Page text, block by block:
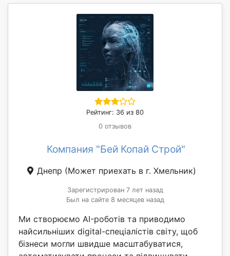
Рейтинг: 36 из 80
0 отзывов
Компания "Бей Копай Строй"
Днепр (Может приехать в г. Хмельник)
Зарегистрирован 7 лет назад
Был на сайте 8 месяцев назад
Ми створюємо AI-роботів та приводимо
найсильніших digital-спеціалістів світу, щоб
бізнеси могли швидше масштабуватися,